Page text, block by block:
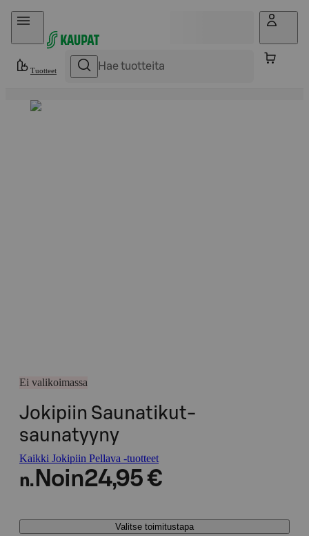
Hyppää sisältöön
Tuotteet
Ei valikoimassa
Jokipiin Saunatikut-
saunatyyny
Kaikki Jokipiin Pellava -tuotteet
n. Noin24,95 €
Valitse toimitustapa